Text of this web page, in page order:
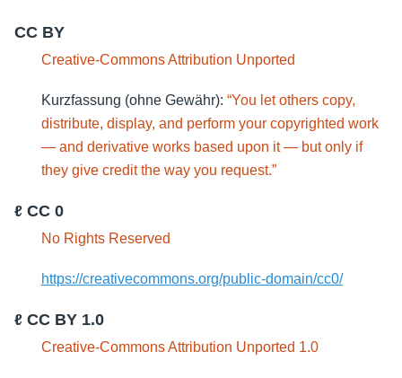
CC BY
Creative-Commons Attribution Unported
Kurzfassung (ohne Gewähr): “You let others copy,
distribute, display, and perform your copyrighted work
— and derivative works based upon it — but only if
they give credit the way you request.”
ℓ CC 0
No Rights Reserved
https://creativecommons.org/public-domain/cc0/
ℓ CC BY 1.0
Creative-Commons Attribution Unported 1.0